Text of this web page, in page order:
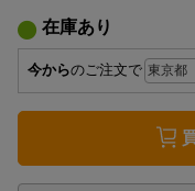
在庫あり
今からのご注文で